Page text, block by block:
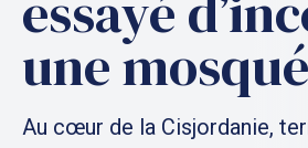
une
Au cœur de la Cisjordanie,